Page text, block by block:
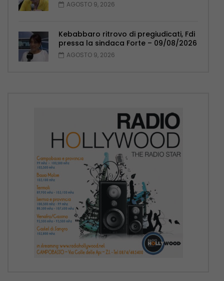
AGOSTO 9, 2026
Kebabbaro ritrovo di pregiudicati, Fdi
pressa la sindaca Forte – 09/08/2026
AGOSTO 9, 2026